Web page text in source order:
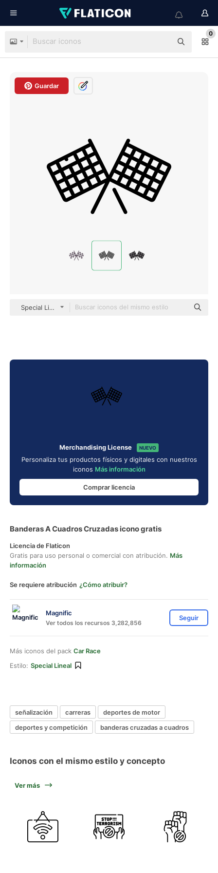
0
Guardar
Special Lineal
Merchandising License NUEVO
Personaliza tus productos físicos y digitales con nuestros
iconos Más información
Comprar licencia
Banderas A Cuadros Cruzadas icono gratis
Licencia de Flaticon
Gratis para uso personal o comercial con atribución. Más
información
Se requiere atribución ¿Cómo atribuir?
Magnific
Ver todos los recursos 3,282,856
Seguir
Más iconos del pack Car Race
Estilo: Special Lineal
señalización carreras
deportes de motor
deportes y competición
banderas cruzadas a cuadros
Iconos con el mismo estilo y concepto
Ver más